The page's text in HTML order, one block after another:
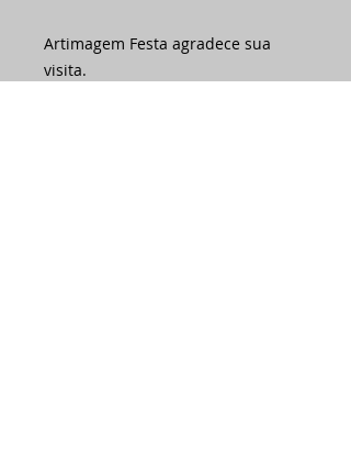
Artimagem Festa agradece sua
visita.